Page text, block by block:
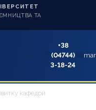
ТА
+38
(04744)
3-18-24
кафедри